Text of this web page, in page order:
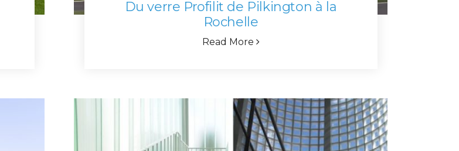
Du verre Profilit de Pilkington à la
Rochelle
Read More